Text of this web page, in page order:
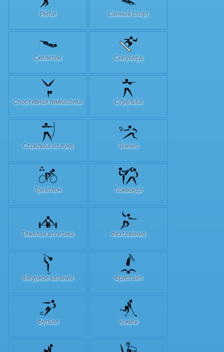
Регби Санный спорт
Скелетон Сноуборд
Спортивная гимнастика Стрельба
Стрельба из лука Теннис
Триатлон Тхэквондо
Тяжелая атлетика Фехтование
Фигурное катание Фристайл
Футбол Хоккей